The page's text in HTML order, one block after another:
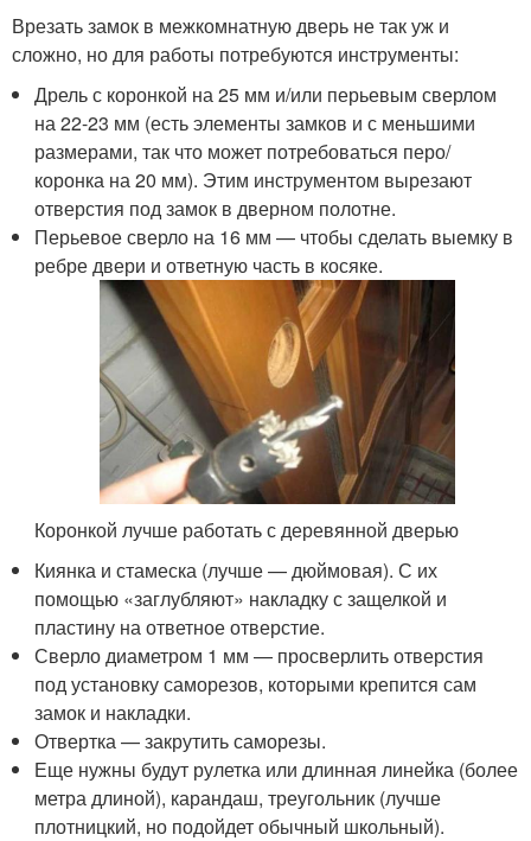
Врезать замок в межкомнатную дверь не так уж и
сложно, но для работы потребуются инструменты:
Дрель с коронкой на 25 мм и/или перьевым сверлом
на 22-23 мм (есть элементы замков и с меньшими
размерами, так что может потребоваться перо/
коронка на 20 мм). Этим инструментом вырезают
отверстия под замок в дверном полотне.
Перьевое сверло на 16 мм — чтобы сделать выемку в
ребре двери и ответную часть в косяке.
Коронкой лучше работать с деревянной дверью
Киянка и стамеска (лучше — дюймовая). С их
помощью «заглубляют» накладку с защелкой и
пластину на ответное отверстие.
Сверло диаметром 1 мм — просверлить отверстия
под установку саморезов, которыми крепится сам
замок и накладки.
Отвертка — закрутить саморезы.
Еще нужны будут рулетка или длинная линейка (более
метра длиной), карандаш, треугольник (лучше
плотницкий, но подойдет обычный школьный).